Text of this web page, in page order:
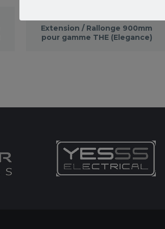
Extension / Rallonge 900mm
pour gamme THE (Elegance)